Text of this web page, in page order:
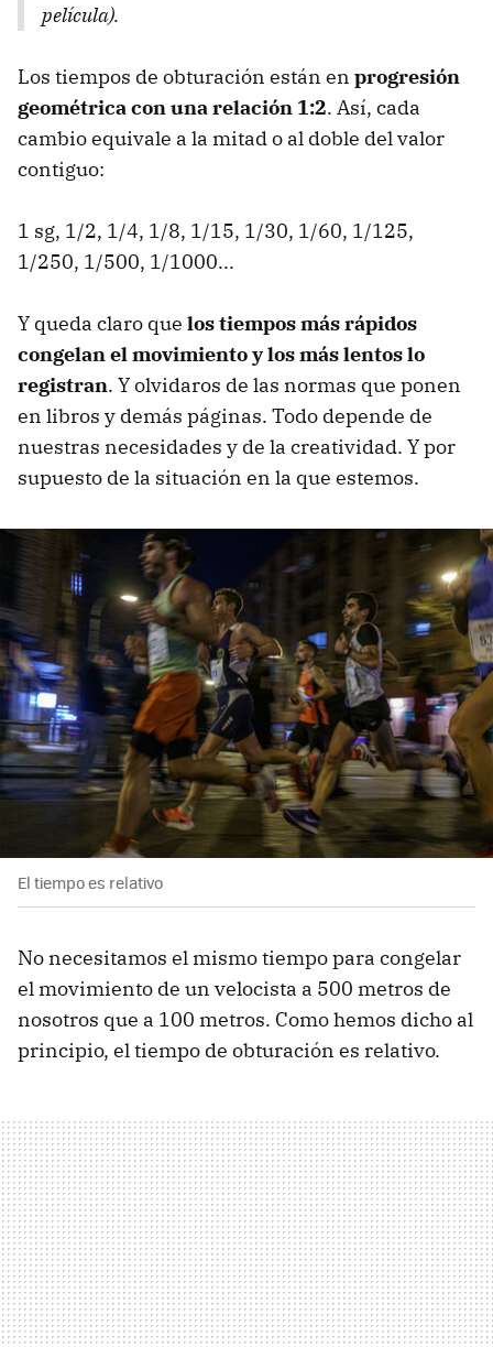
película).
Los tiempos de obturación están en progresión
geométrica con una relación 1:2. Así, cada
cambio equivale a la mitad o al doble del valor
contiguo:
1 sg, 1/2, 1/4, 1/8, 1/15, 1/30, 1/60, 1/125,
1/250, 1/500, 1/1000...
Y queda claro que los tiempos más rápidos
congelan el movimiento y los más lentos lo
registran. Y olvidaros de las normas que ponen
en libros y demás páginas. Todo depende de
nuestras necesidades y de la creatividad. Y por
supuesto de la situación en la que estemos.
El tiempo es relativo
No necesitamos el mismo tiempo para congelar
el movimiento de un velocista a 500 metros de
nosotros que a 100 metros. Como hemos dicho al
principio, el tiempo de obturación es relativo.